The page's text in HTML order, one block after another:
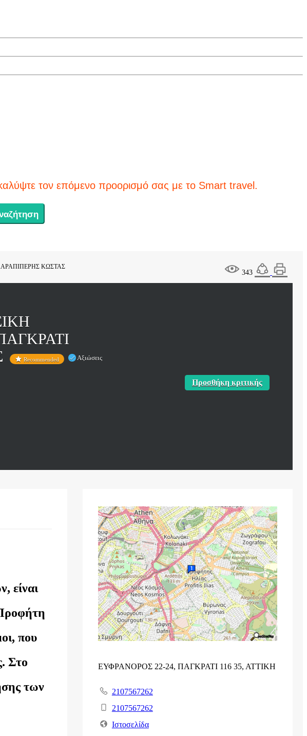
προορισμό σας με το Smart travel.
343
ΚΩΣΤΑΣ
Recommended Αξιώσεις
Προσθήκη κριτικής
είναι
που
Στο
των
ΕΥΦΡΑΝΟΡΟΣ 22-24, ΠΑΓΚΡΑΤΙ 116 35, ΑΤΤΙΚΗ
2107567262
2107567262
Ιστοσελίδα